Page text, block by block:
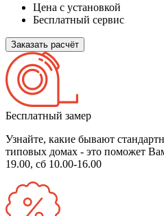
Цена с установкой
Бесплатный сервис
Заказать расчёт
Бесплатный замер
Узнайте, какие бывают
типовых домах - это поможет
19.00, сб 10.00-16.00